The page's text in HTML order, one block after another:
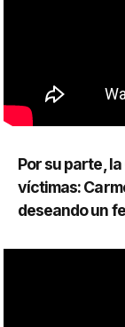
Por su parte,
víctimas:
deseando un